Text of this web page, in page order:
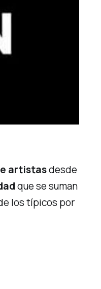
artistasdesde
que se suman
lostípicos por